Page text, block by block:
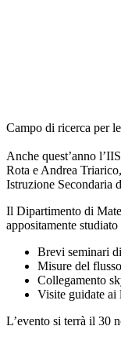
Campo di ricerca per
Anche quest’anno
Rota e Andrea
Istruzione Secondaria
Il Dipartimento di
appositamente
Brevi seminari
Misure del
Collegamento
Visite guidate ai
L’evento si terrà il 30